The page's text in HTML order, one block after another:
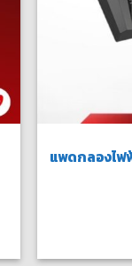
แพดกลองไฟ